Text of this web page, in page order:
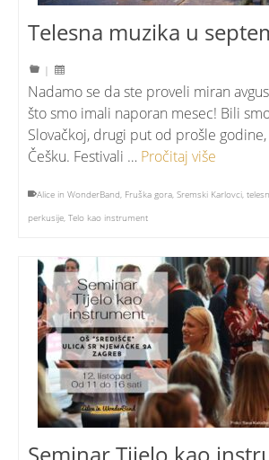
Telesna muzika u
|
Nadamo se da ste proveli miran
što smo imali naporan mesec! Bili
Slovačkoj, drugi put od prošle
Češku. Festivali … Pročitaj više
Alice in WonderBand, Fruška gora, Sremski Karlovci,
perkusije, Telo kao instrument